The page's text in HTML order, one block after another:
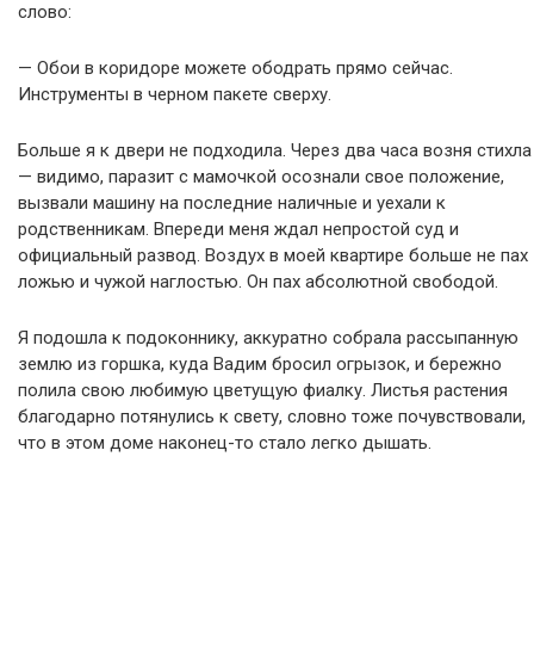
слово:
— Обои в коридоре можете ободрать прямо сейчас.
Инструменты в черном пакете сверху.
Больше я к двери не подходила. Через два часа возня стихла
— видимо, паразит с мамочкой осознали свое положение,
вызвали машину на последние наличные и уехали к
родственникам. Впереди меня ждал непростой суд и
официальный развод. Воздух в моей квартире больше не пах
ложью и чужой наглостью. Он пах абсолютной свободой.
Я подошла к подоконнику, аккуратно собрала рассыпанную
землю из горшка, куда Вадим бросил огрызок, и бережно
полила свою любимую цветущую фиалку. Листья растения
благодарно потянулись к свету, словно тоже почувствовали,
что в этом доме наконец-то стало легко дышать.